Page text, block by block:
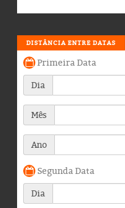
DISTÂNCIA ENTRE DATAS